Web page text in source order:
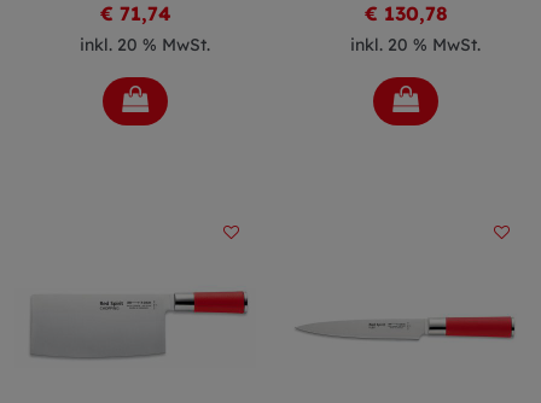
€ 71,74
inkl. 20 % MwSt.
€ 130,78
inkl. 20 % MwSt.